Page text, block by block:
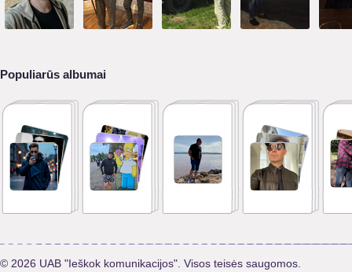
Populiarūs albumai
© 2026 UAB "Ieškok komunikacijos". Visos teisės saugomos.